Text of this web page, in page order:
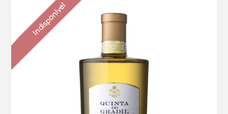
Indisponível